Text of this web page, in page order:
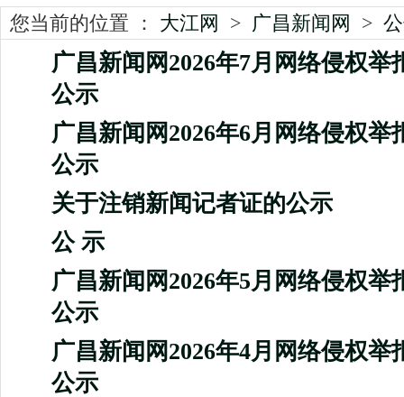
您当前的位置 ： 大江网 > 广昌新闻网 >
广昌新闻网2026年7月网络侵权举
公示
广昌新闻网2026年6月网络侵权举
公示
关于注销新闻记者证的公示
公 示
广昌新闻网2026年5月网络侵权举
公示
广昌新闻网2026年4月网络侵权举
公示